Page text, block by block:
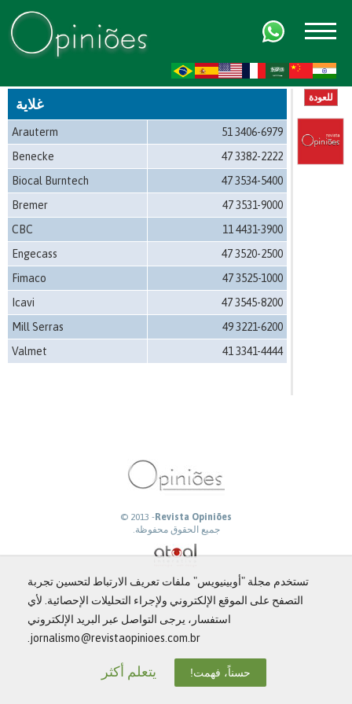
غلاية
Arauterm
51 3406-6979
Benecke
47 3382-2222
Biocal Burntech
47 3534-5400
Bremer
47 3531-9000
CBC
11 4431-3900
Engecass
47 3520-2500
Fimaco
47 3525-1000
Icavi
47 3545-8200
Mill Serras
49 3221-6200
Valmet
41 3341-4444
للعودة
© 2013 -Revista Opiniões
جميع الحقوق محفوظة.
تستخدم مجلة "أوبينيويس" ملفات تعريف الارتباط لتحسين تجربة
التصفح على الموقع الإلكتروني ولإجراء التحليلات الإحصائية. لأي
استفسار، يرجى التواصل عبر البريد الإلكتروني
jornalismo@revistaopinioes.com.br.
يتعلم أكثر حسناً، فهمت!